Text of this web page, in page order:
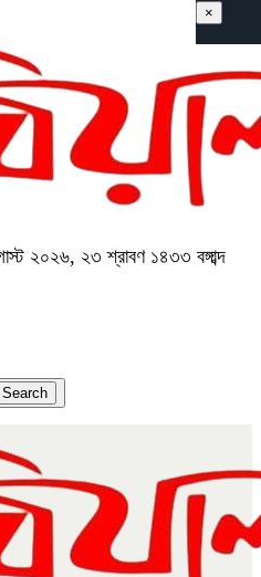
২০২৬, ২৩ শ্রাবণ ১৪৩৩ বঙ্গাব্দ
×